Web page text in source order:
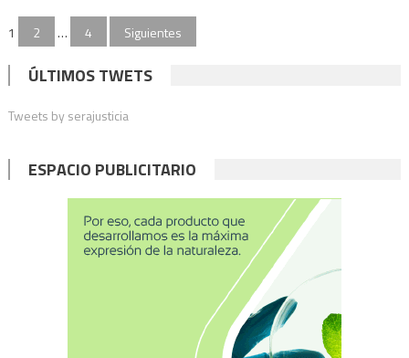
Paginación
de
entradas
1 2 … 4 Siguientes
ÚLTIMOS TWETS
Tweets by serajusticia
ESPACIO PUBLICITARIO